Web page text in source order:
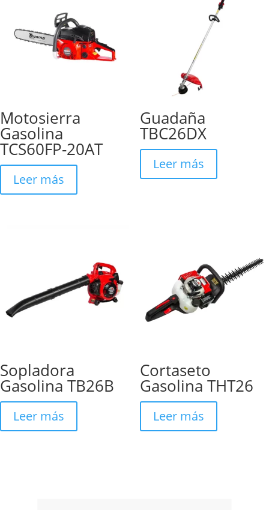
Motosierra
Gasolina
TCS60FP-20AT
Leer más
Guadaña
TBC26DX
Leer más
Sopladora
Gasolina TB26B
Leer más
Cortaseto
Gasolina THT26
Leer más